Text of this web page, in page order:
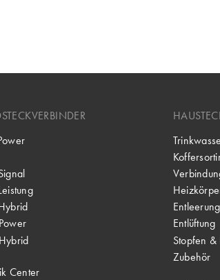
Center
Entleerung
Entlüftung
Stopfen &
Zubehör